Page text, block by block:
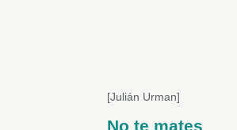
[Julián Urman]
No te mates